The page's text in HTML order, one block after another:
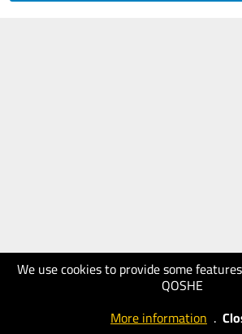
We use cookies to provide some
QOSHE
More information .